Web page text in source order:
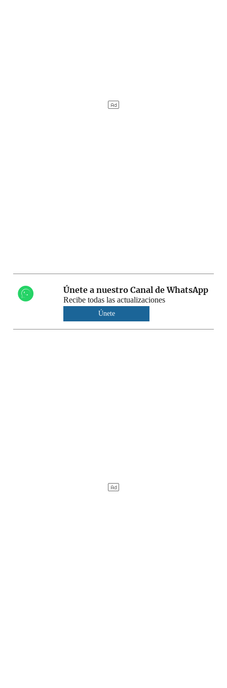
Únete a nuestro Canal de WhatsApp
Recibe todas las actualizaciones
Únete